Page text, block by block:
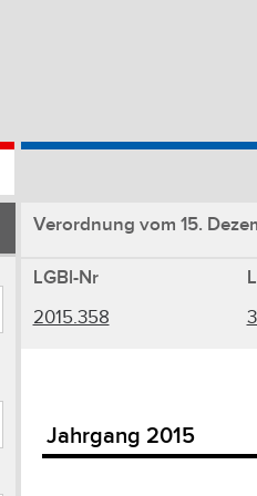
Verordnung vom 15.
LGBl-Nr
2015.358